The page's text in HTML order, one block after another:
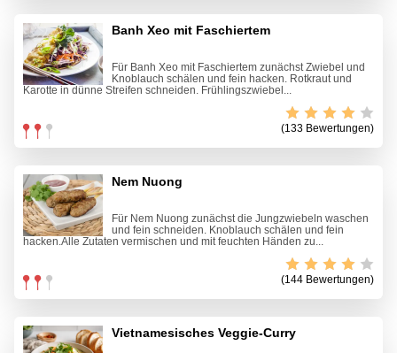
Banh Xeo mit Faschiertem
Für Banh Xeo mit Faschiertem zunächst Zwiebel und
Knoblauch schälen und fein hacken. Rotkraut und
Karotte in dünne Streifen schneiden. Frühlingszwiebel...
(133 Bewertungen)
Nem Nuong
Für Nem Nuong zunächst die Jungzwiebeln waschen
und fein schneiden. Knoblauch schälen und fein
hacken.Alle Zutaten vermischen und mit feuchten Händen zu...
(144 Bewertungen)
Vietnamesisches Veggie-Curry